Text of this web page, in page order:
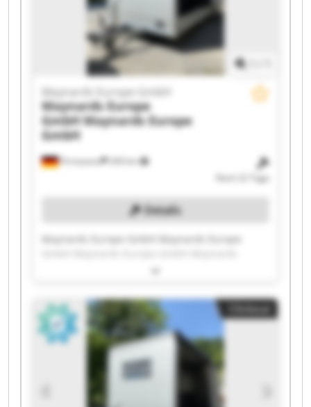
Pirmasens 269 km
Maynards Europe GmbH
Maynards Europe
GmbHMaynards Europe
GmbH
Noch 22 Tage
Details
Maynards Europe GmbH Maynards Europe
Europe GmbH Maynards Europe GmbH
GmbH Maynards Europe GmbH Maynards
Europe GmbH Maynards Europe GmbH
Maynards Europe GmbH Maynards Europe
GmbH Maynards Europe GmbH Maynards
Europe GmbH Maynards Europe GmbH
Maynards Europe GmbH Maynards Europe
GmbH Maynards Europe GmbH Maynards
Europe GmbH Maynards Europe GmbH